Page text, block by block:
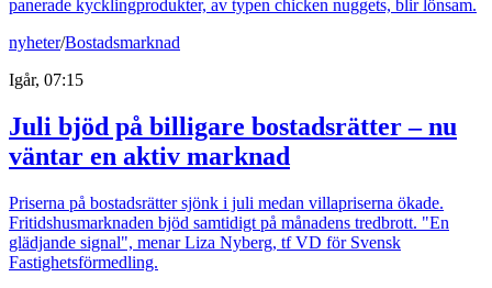
panerade kycklingprodukter, av typen chicken nuggets, blir lönsam.
nyheter/Bostadsmarknad
Igår, 07:15
Juli bjöd på billigare bostadsrätter – nu
väntar en aktiv marknad
Priserna på bostadsrätter sjönk i juli medan villapriserna ökade.
Fritidshusmarknaden bjöd samtidigt på månadens tredbrott. "En
glädjande signal", menar Liza Nyberg, tf VD för Svensk
Fastighetsförmedling.